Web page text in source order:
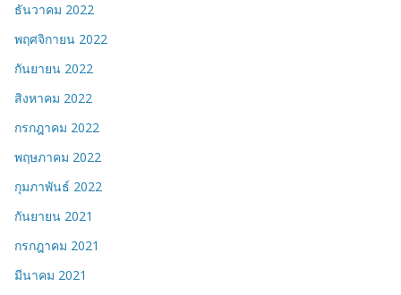
ธันวาคม 2022
พฤศจิกายน 2022
กันยายน 2022
สิงหาคม 2022
กรกฎาคม 2022
พฤษภาคม 2022
กุมภาพันธ์ 2022
กันยายน 2021
กรกฎาคม 2021
มีนาคม 2021